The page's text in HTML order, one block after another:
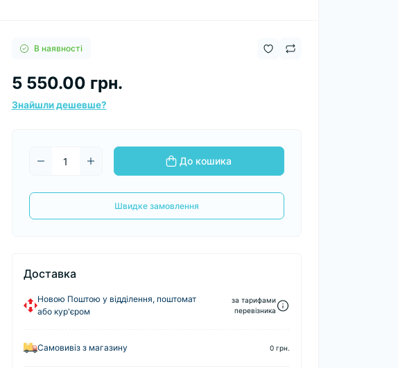
В наявності
5 550.00 грн.
Знайшли дешевше?
До кошика
Швидке замовлення
Доставка
Новою Поштою у відділення, поштомат
або кур'єром
за тарифами
перевізника
Самовивіз з магазину 0 грн.